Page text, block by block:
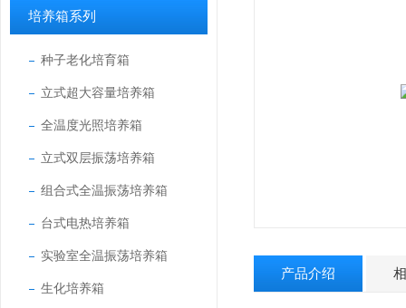
培养箱系列
种子老化培育箱
立式超大容量培养箱
全温度光照培养箱
立式双层振荡培养箱
组合式全温振荡培养箱
台式电热培养箱
实验室全温振荡培养箱
生化培养箱
产品介绍